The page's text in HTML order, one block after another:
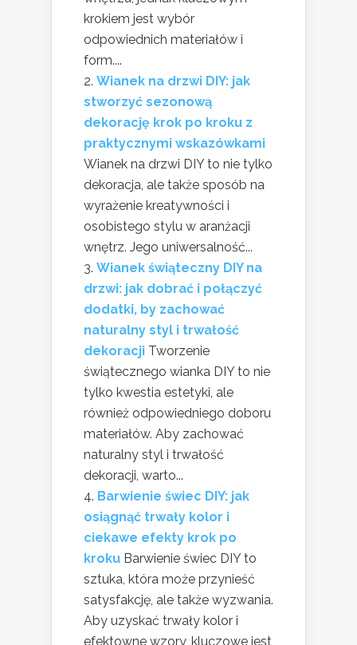
krokiem jest wybór
odpowiednich materiałów i
form....
Wianek na drzwi DIY: jak
stworzyć sezonową
dekorację krok po kroku z
praktycznymi wskazówkami
Wianek na drzwi DIY to nie tylko
dekoracja, ale także sposób na
wyrażenie kreatywności i
osobistego stylu w aranżacji
wnętrz. Jego uniwersalność...
Wianek świąteczny DIY na
drzwi: jak dobrać i połączyć
dodatki, by zachować
naturalny styl i trwałość
dekoracji Tworzenie
świątecznego wianka DIY to nie
tylko kwestia estetyki, ale
również odpowiedniego doboru
materiałów. Aby zachować
naturalny styl i trwałość
dekoracji, warto...
Barwienie świec DIY: jak
osiągnąć trwały kolor i
ciekawe efekty krok po
kroku Barwienie świec DIY to
sztuka, która może przynieść
satysfakcję, ale także wyzwania.
Aby uzyskać trwały kolor i
efektowne wzory, kluczowe jest